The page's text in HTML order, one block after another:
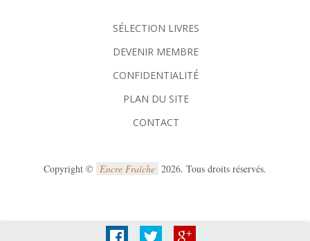
SÉLECTION LIVRES
DEVENIR MEMBRE
CONFIDENTIALITÉ
PLAN DU SITE
CONTACT
Copyright © Encre Fraîche 2026. Tous droits réservés.